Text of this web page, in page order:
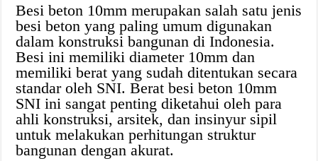
Besi beton 10mm merupakan salah satu jenis
besi beton yang paling umum digunakan
dalam konstruksi bangunan di Indonesia.
Besi ini memiliki diameter 10mm dan
memiliki berat yang sudah ditentukan secara
standar oleh SNI. Berat besi beton 10mm
SNI ini sangat penting diketahui oleh para
ahli konstruksi, arsitek, dan insinyur sipil
untuk melakukan perhitungan struktur
bangunan dengan akurat.